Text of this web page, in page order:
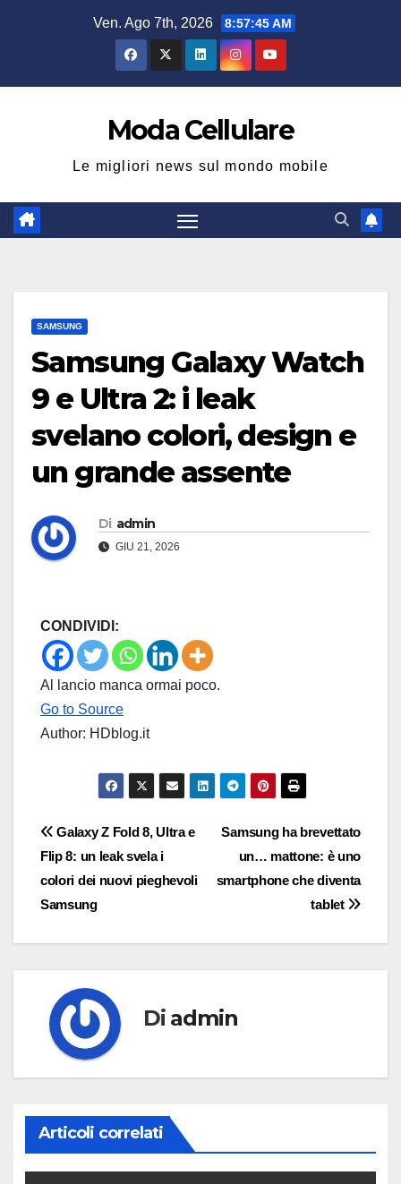
Ven. Ago 7th, 2026 8:57:46 AM
Moda Cellulare
Le migliori news sul mondo mobile
SAMSUNG
Samsung Galaxy Watch
9 e Ultra 2: i leak
svelano colori, design e
un grande assente
Di admin
GIU 21, 2026
CONDIVIDI:
Al lancio manca ormai poco.
Go to Source
Author: HDblog.it
Navigazione
articoli
Samsung ha brevettato
un… mattone: è uno
smartphone che diventa
tablet
Galaxy Z Fold 8, Ultra e
Flip 8: un leak svela i
colori dei nuovi pieghevoli
Samsung
Di admin
Articoli correlati